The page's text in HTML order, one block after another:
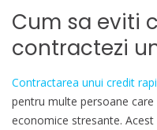
Cum sa eviti
contractezi
Contractarea unui credit
pentru multe persoane
economice stresante.